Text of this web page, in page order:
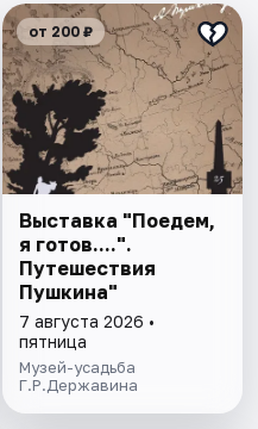
от 200 ₽
Выставка "Поедем,
я готов....".
Путешествия
Пушкина"
7 августа 2026 •
пятница
Музей-усадьба
Г.Р.Державина